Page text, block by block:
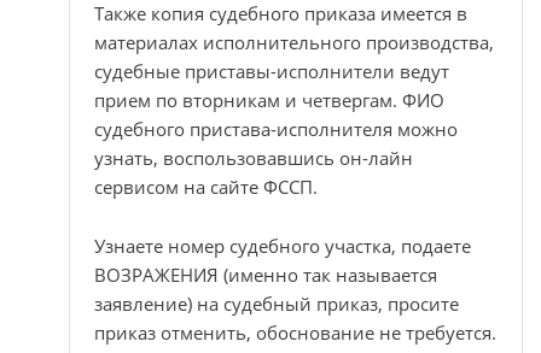
Также копия судебного приказа имеется в
материалах исполнительного производства,
судебные приставы-исполнители ведут
прием по вторникам и четвергам. ФИО
судебного пристава-исполнителя можно
узнать, воспользовавшись он-лайн
сервисом на сайте ФССП.
Узнаете номер судебного участка, подаете
ВОЗРАЖЕНИЯ (именно так называется
заявление) на судебный приказ, просите
приказ отменить, обоснование не требуется.